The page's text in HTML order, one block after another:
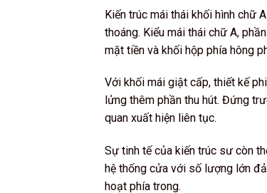
Kiến trúc mái thái khối hình chữ
thoáng. Kiểu mái thái chữ A,
mặt tiền và khối hộp phía hông
Với khối mái giật cấp, thiết kế
lửng thêm phần thu hút. Đứng
quan xuất hiện liên tục.
Sự tinh tế của kiến trúc sư còn
hệ thống cửa với số lượng lớn
hoạt phía trong.